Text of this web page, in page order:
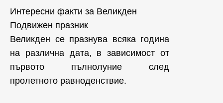
Интересни факти за Великден
Подвижен празник
Великден се празнува всяка година
на различна дата, в зависимост от
първото пълнолуние след
пролетното равноденствие.